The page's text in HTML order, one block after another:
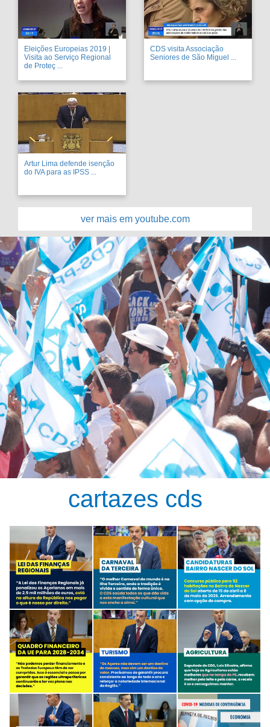
Eleições Europeias 2019 |
Visita ao Serviço Regional
de Proteç ...
CDS visita Associação
Seniores de São Miguel ...
Artur Lima defende isenção
do IVA para as IPSS ...
ver mais em youtube.com
cartazes cds